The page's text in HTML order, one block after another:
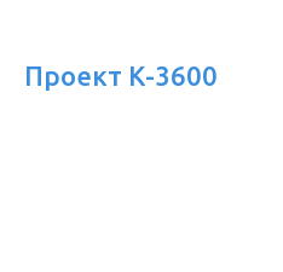
Проект К-3600